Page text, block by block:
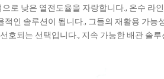
로 낮은 열전도율을 자랑합니다., 온수 라
적인 솔루션이 됩니다., 그들의 재활용 가
호되는 선택입니다., 지속 가능한 배관 솔루